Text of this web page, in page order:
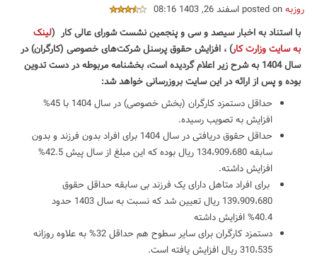
روزبه
با استناد به اخبار سیصد و‌ سی و پنجمین نشست شورای عالی کار (لینک
به سایت وزارت کار) ، افزایش حقوق پرسنل شرکت‌های خصوصی (کارگران) در
سال 1404 به شرح زیر اعلام گردیده است، بخشنامه مربوطه در دست تدوین
بوده و پس از ارائه در این سایت بروزرسانی خواهد شد:
حداقل دستمزد کارگران (بخش خصوصی) در سال 1404 با 45%
افزایش به تصویب رسیده.
حداقل حقوق دریافتی در سال 1404 برای افراد بدون فرزند و بدون
سابقه 134،909،680 ریال بوده که این مبلغ از سال پیش 42.5%
افزایش داشته.
برای افراد متاهل دارای یک فرزند بی سابقه حداقل حقوق
139،909،680 ریال تعیین شد که نسبت به سال 1403 حدود
40.4% افزایش داشته
دستمزد کارگران برای سایر سطوح هم حداقل 32% به علاوه روزانه
310،535 ریال افزایش یافته است.